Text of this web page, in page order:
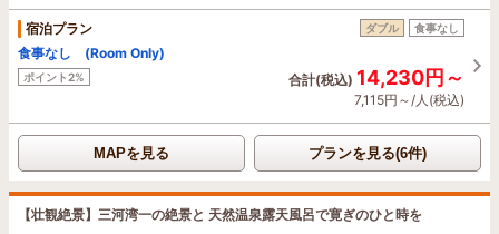
宿泊プラン ダブル 食事なし
食事なし (Room Only)
ポイント2% 合計(税込) 14,230円～
7,115円～/人(税込)
MAPを見る プランを見る(6件)
【壮観絶景】三河湾一の絶景と 天然温泉露天風呂で寛ぎのひと時を